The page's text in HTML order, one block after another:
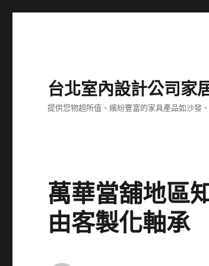
台北室內設計公司家
提供您物超所值、繽紛豐富的家具產品如沙發
萬華當舖地區
由客製化軸承